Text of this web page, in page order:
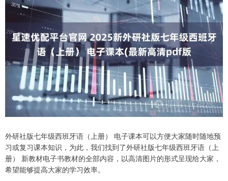
外研社版七年级西班牙语（上册） 电子课本可以方便大家随时随地预
习或复习课本知识，为此，我们找到了外研社版七年级西班牙语（上
册） 新教材电子书教材的全部内容，以高清图片的形式呈现给大家，
希望能够提高大家的学习效率。